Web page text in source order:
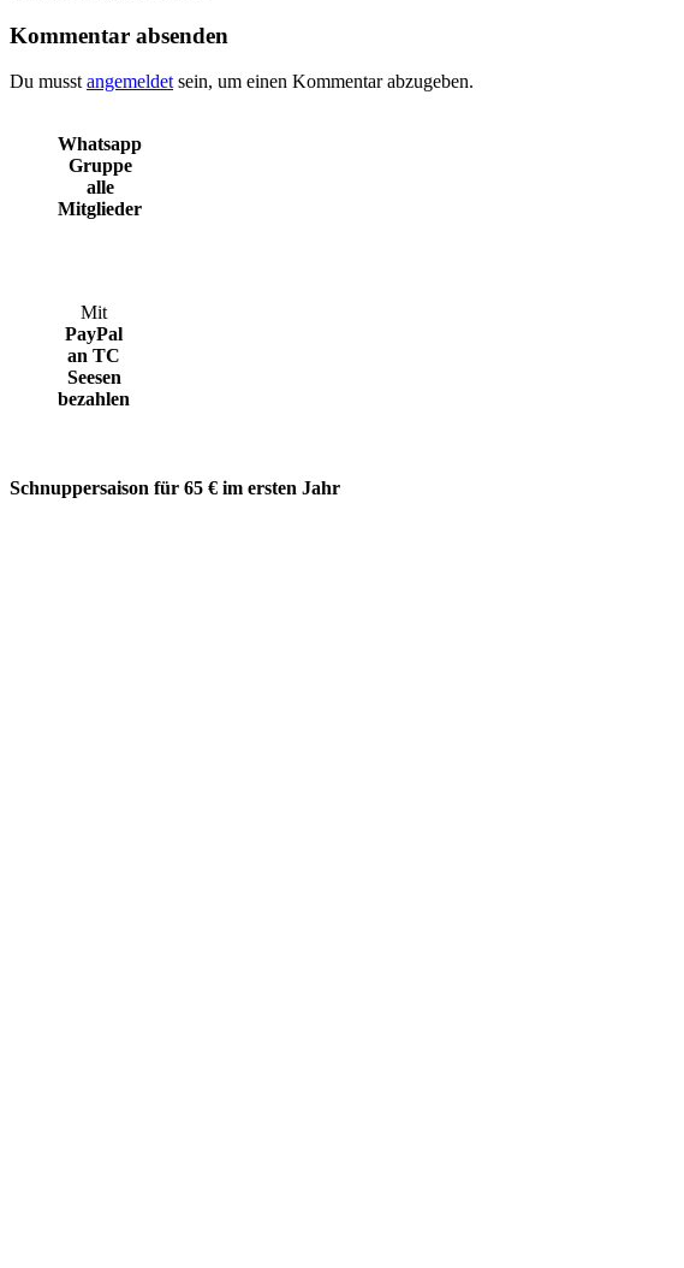
Kommentar absenden
Du musst angemeldet sein, um einen Kommentar abzugeben.
Whatsapp
Gruppe
alle
Mitglieder
Mit
PayPal
an TC
Seesen
bezahlen
Schnuppersaison für 65 € im ersten Jahr